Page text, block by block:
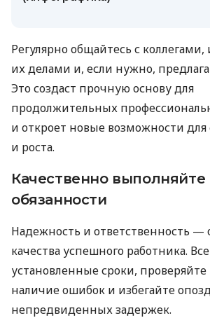
Регулярно общайтесь с коллегами,
их делами и, если нужно,
Это создаст прочную основу для
продолжительных
и откроет новые возможности для
и роста.
Качественно выполняйте
обязанности
Надежность и ответственность —
качества успешного работника.
установленные сроки, проверяйте
наличие ошибок и избегайте
непредвиденных задержек.